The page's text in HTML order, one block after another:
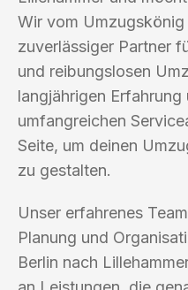
Wir vom Umzugskönig
zuverlässiger Partner
und reibungslosen
langjährigen Erfahrung
umfangreichen
Seite, um deinen
zu gestalten.
Unser erfahrenes
Planung und
Berlin nach